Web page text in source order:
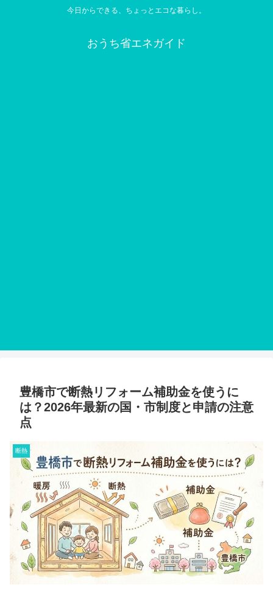
今日からできる、ちょっとエコな暮らし。
おうち省エネガイド
豊橋市で断熱リフォーム補助金を使うに
は？2026年最新の国・市制度と申請の注意
点
断熱